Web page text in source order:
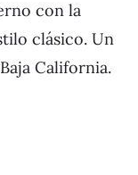
con la
clásico. Un
California.